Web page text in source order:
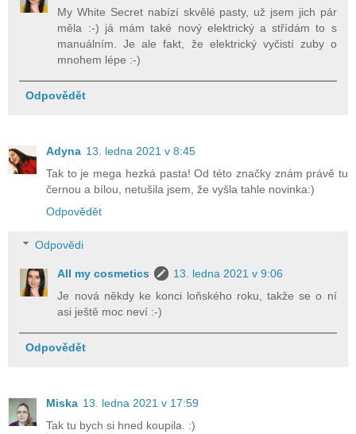
My White Secret nabízí skvělé pasty, už jsem jich pár
měla :-) já mám také nový elektrický a střídám to s
manuálním. Je ale fakt, že elektrický vyčistí zuby o
mnohem lépe :-)
Odpovědět
Adyna 13. ledna 2021 v 8:45
Tak to je mega hezká pasta! Od této značky znám právě tu
černou a bílou, netušila jsem, že vyšla tahle novinka:)
Odpovědět
Odpovědi
All my cosmetics
13. ledna 2021 v 9:06
Je nová někdy ke konci loňského roku, takže se o ní
asi ještě moc neví :-)
Odpovědět
Miska 13. ledna 2021 v 17:59
Tak tu bych si hned koupila. :)